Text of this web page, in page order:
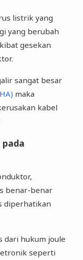
listrik yang
yang berubah
gesekan
sangat besar
maka
kabel
pada
benar-benar
diperhatikan
dari hukum joule
seperti